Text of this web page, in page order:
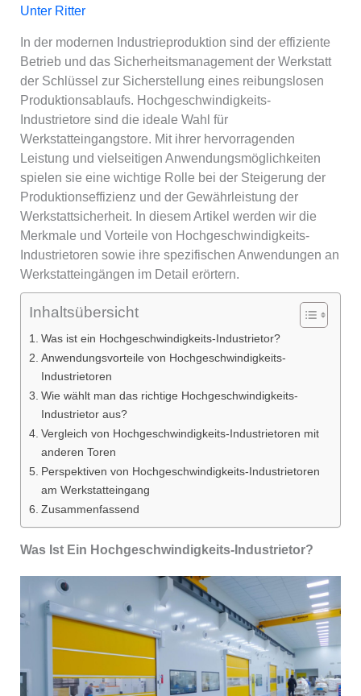
Unter Ritter
In der modernen Industrieproduktion sind der effiziente
Betrieb und das Sicherheitsmanagement der Werkstatt
der Schlüssel zur Sicherstellung eines reibungslosen
Produktionsablaufs. Hochgeschwindigkeits-
Industrietore sind die ideale Wahl für
Werkstatteingangstore. Mit ihrer hervorragenden
Leistung und vielseitigen Anwendungsmöglichkeiten
spielen sie eine wichtige Rolle bei der Steigerung der
Produktionseffizienz und der Gewährleistung der
Werkstattsicherheit. In diesem Artikel werden wir die
Merkmale und Vorteile von Hochgeschwindigkeits-
Industrietoren sowie ihre spezifischen Anwendungen an
Werkstatteingängen im Detail erörtern.
Inhaltsübersicht
Was ist ein Hochgeschwindigkeits-Industrietor?
Anwendungsvorteile von Hochgeschwindigkeits-
Industrietoren
Wie wählt man das richtige Hochgeschwindigkeits-
Industrietor aus?
Vergleich von Hochgeschwindigkeits-Industrietoren mit
anderen Toren
Perspektiven von Hochgeschwindigkeits-Industrietoren
am Werkstatteingang
Zusammenfassend
Was Ist Ein Hochgeschwindigkeits-Industrietor?